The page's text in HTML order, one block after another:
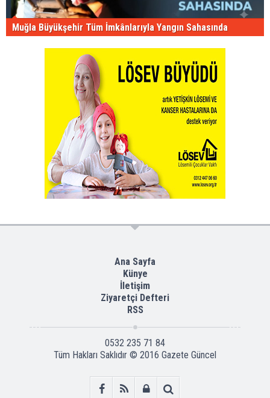
Muğla Büyükşehir Tüm İmkânlarıyla Yangın Sahasında
Ana Sayfa
Künye
İletişim
Ziyaretçi Defteri
RSS
0532 235 71 84
Tüm Hakları Saklıdır © 2016 Gazete Güncel